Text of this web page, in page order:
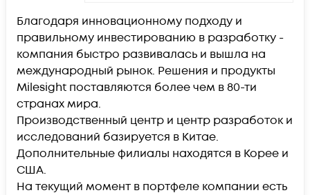
Благодаря инновационному подходу и
правильному инвестированию в разработку -
компания быстро развивалась и вышла на
международный рынок. Решения и продукты
Milesight поставляются более чем в 80-ти
странах мира.
Производственный центр и центр разработок и
исследований базируется в Китае.
Дополнительные филиалы находятся в Корее и
США.
На текущий момент в портфеле компании есть